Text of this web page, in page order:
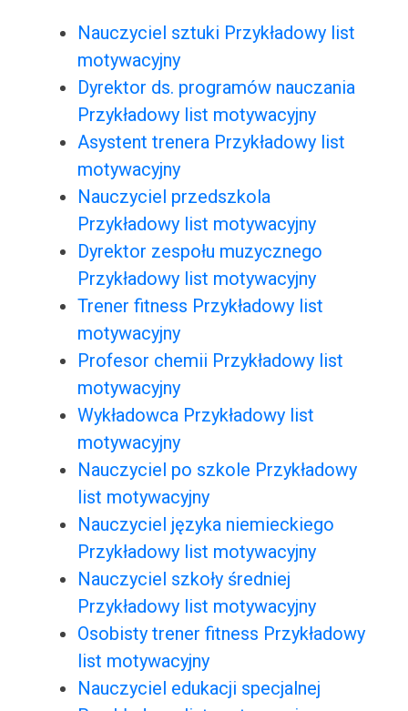
Nauczyciel sztuki Przykładowy list
motywacyjny
Dyrektor ds. programów nauczania
Przykładowy list motywacyjny
Asystent trenera Przykładowy list
motywacyjny
Nauczyciel przedszkola
Przykładowy list motywacyjny
Dyrektor zespołu muzycznego
Przykładowy list motywacyjny
Trener fitness Przykładowy list
motywacyjny
Profesor chemii Przykładowy list
motywacyjny
Wykładowca Przykładowy list
motywacyjny
Nauczyciel po szkole Przykładowy
list motywacyjny
Nauczyciel języka niemieckiego
Przykładowy list motywacyjny
Nauczyciel szkoły średniej
Przykładowy list motywacyjny
Osobisty trener fitness Przykładowy
list motywacyjny
Nauczyciel edukacji specjalnej